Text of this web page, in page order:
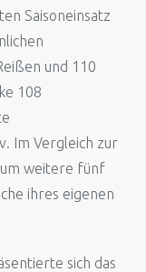
Saisoneinsatz
und 110
108
Im Vergleich zur
um weitere fünf
ihres eigenen
sich das